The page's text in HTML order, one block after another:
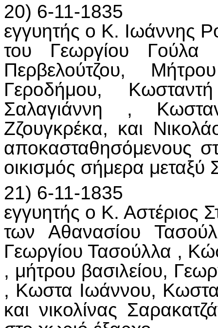
20) 6-11-1835
εγγυητής ο Κ. Ιωάννης
του Γεωργίου Γούλα
Περβελούτζου,
Γεροδήμου,
Σαλαγιάννη ,
Ζζουγκρέκα, και
αποκασταθησόμενους
οικισμός σήμερα
21) 6-11-1835
εγγυητής ο Κ. Αστέριος
των Αθανασίου
Γεωργίου Τασούλλα ,
, μήτρου βασιλείου,
, Κωστα Ιωάννου,
και νικολίνας